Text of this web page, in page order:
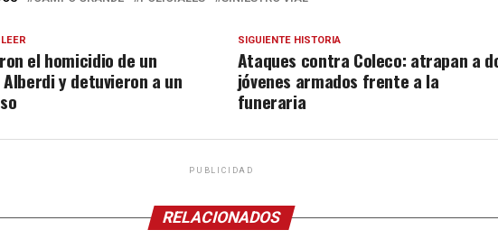
SIGUIENTE HISTORIA
Ataques contra Coleco: atrapan a
jóvenes armados frente a la
funeraria
el homicidio de un
y detuvieron a un
PUBLICIDAD
RELACIONADOS